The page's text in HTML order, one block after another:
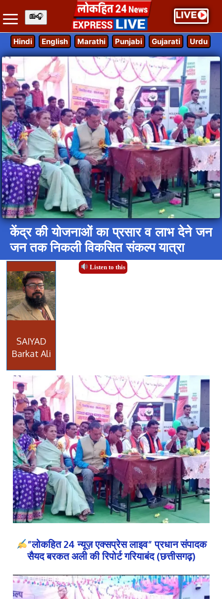
Hindi English Marathi Punjabi Gujarati Urdu
केंद्र की योजनाओं का प्रसार व लाभ देने जन
जन तक निकली विकसित संकल्प यात्रा
Listen to this
SAIYAD
Barkat Ali
”लोकहित 24 न्यूज़ एक्सप्रेस लाइव” प्रधान संपादक
सैयद बरकत अली की रिपोर्ट गरियाबंद (छत्तीसगढ़)